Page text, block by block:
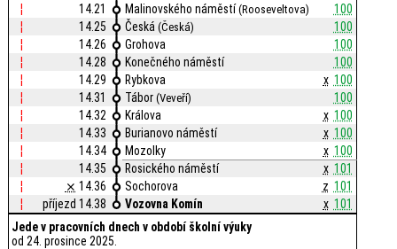
¦
14.21 Malinovského náměstí(Rooseveltova)
100
¦
14.25 Česká(Česká)
100
¦
14.26 Grohova
100
¦
14.28 Konečného náměstí
100
¦
14.29 Rybkova x 100
¦
14.31 Tábor(Veveří)
100
¦
14.32 Králova x 100
¦
14.33 Burianovo náměstí x 100
¦
14.34 Mozolky x 100
¦
14.35 Rosického náměstí x 101
¦
⨯ 14.36 Sochorova z 101
¦
příjezd 14.38 Vozovna Komín x 101
Jede v pracovních dnech v období školní výuky
od 24. prosince 2025.